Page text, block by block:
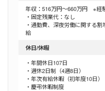
年収：516万円～660万円 ※経
・固定残業代：なし
・通勤費、深夜労働に関する
休日/休暇
・年間休日107日
・週休2日制（4週8日）
・年次有給休暇（初年度10日）
・慶弔休暇制度